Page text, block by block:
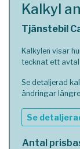
Kalkyl
Tjänstebil
Kalkylen visar
tecknat ett
Se detaljerad
ändringar
Se
Antal